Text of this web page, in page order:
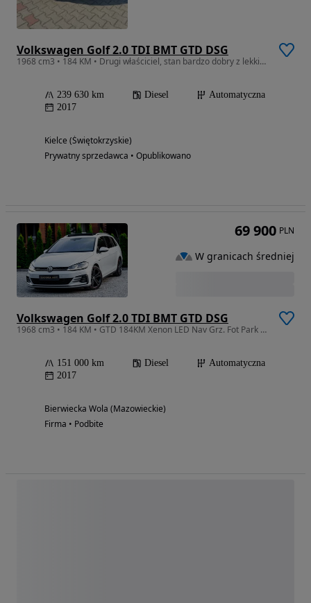
Volkswagen Golf 2.0 TDI BMT GTD DSG
1968 cm3 • 184 KM • Drugi właściciel, stan bardzo dobry z lekkimi odpryskami na masce
239 630 km Diesel
Automatyczna
2017
Kielce (Świętokrzyskie)
Prywatny sprzedawca • Opublikowano
Volkswagen Golf 2.0 TDI BMT GTD DSG
1968 cm3 • 184 KM • GTD 184KM Xenon LED Nav Grz. Fot Park Ass. Blind Spot Front Ass. Kamer
151 000 km Diesel
Automatyczna
2017
Bierwiecka Wola (Mazowieckie)
Firma • Podbite
69 900 PLN
W granicach średniej